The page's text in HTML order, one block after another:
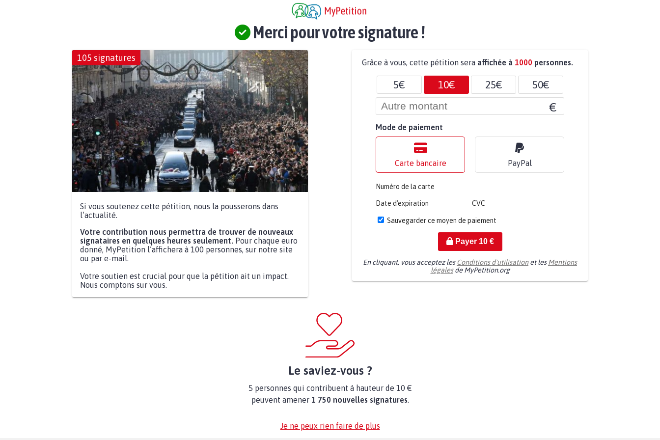
Merci pour votre signature !
105 signatures
Si vous soutenez cette pétition, nous la pousserons dans
l’actualité.
Votre contribution nous permettra de trouver de nouveaux
signataires en quelques heures seulement. Pour chaque euro
donné, MyPetition l’affichera à 100 personnes, sur notre site
ou par e-mail.
Votre soutien est crucial pour que la pétition ait un impact.
Nous comptons sur vous.
Grâce à vous, cette pétition sera affichée à 1000 personnes.
5€ 10€ 25€ 50€
€
Mode de paiement
Carte bancaire PayPal
Numéro de la carte
Date d'expiration CVC
Sauvegarder ce moyen de paiement
Payer 10€
En cliquant, vous acceptez les Conditions d'utilisationet lesMentions
légalesde MyPetition.org
Le saviez-vous ?
5 personnes qui contribuent à hauteur de 10 €
peuvent amener 1 750 nouvelles signatures.
Je ne peux rien faire de plus